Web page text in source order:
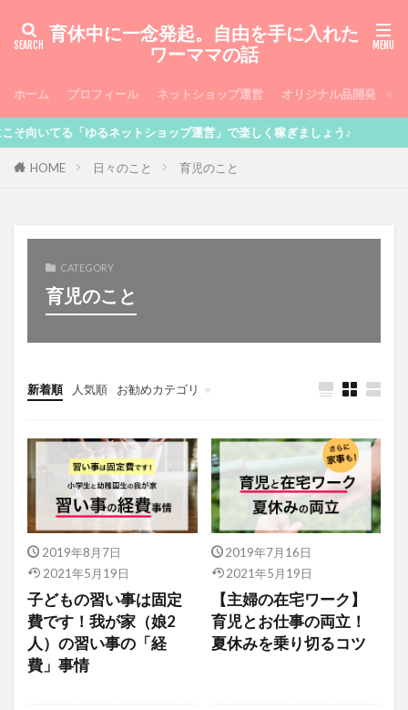
育休中に一念発起。自由を手に入れた
ワーママの話
ホーム プロフィール ネットショップ運営 オリジナル品開発
てる「ゆるネットショップ運営」で楽しく稼ぎましょう♪
HOME 日々のこと 育児のこと
CATEGORY
育児のこと
新着順 人気順 お勧めカテゴリ
未分類
2019年8月7日
2021年5月19日
子どもの習い事は固定
費です！我が家（娘2
人）の習い事の「経
費」事情
2019年7月16日
2021年5月19日
【主婦の在宅ワーク】
育児とお仕事の両立！
夏休みを乗り切るコツ